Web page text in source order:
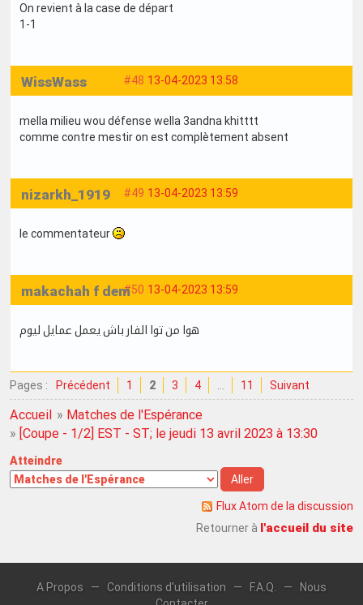
On revient à la case de départ
1-1
#48 13-04-2023 13:58
WissWass
mella milieu wou défense wella 3andna khitttt
comme contre mestir on est complètement absent
#49 13-04-2023 13:59
nizarkh_1919
le commentateur
#50 13-04-2023 13:59
makachah f dem
هوا من توا الفار باش يعمل عمايل ليوم
Pages : Précédent 1 2 3 4 11 Suivant
Accueil » Matches de l'Espérance
» [Coupe - 1/2] EST - ST; le jeudi 13 avril 2023 à 13:30
Atteindre
Flux Atom de la discussion
Retourner à l'accueil du site
A Propos — Conditions d'utilisation — F.A.Q. —
Nous